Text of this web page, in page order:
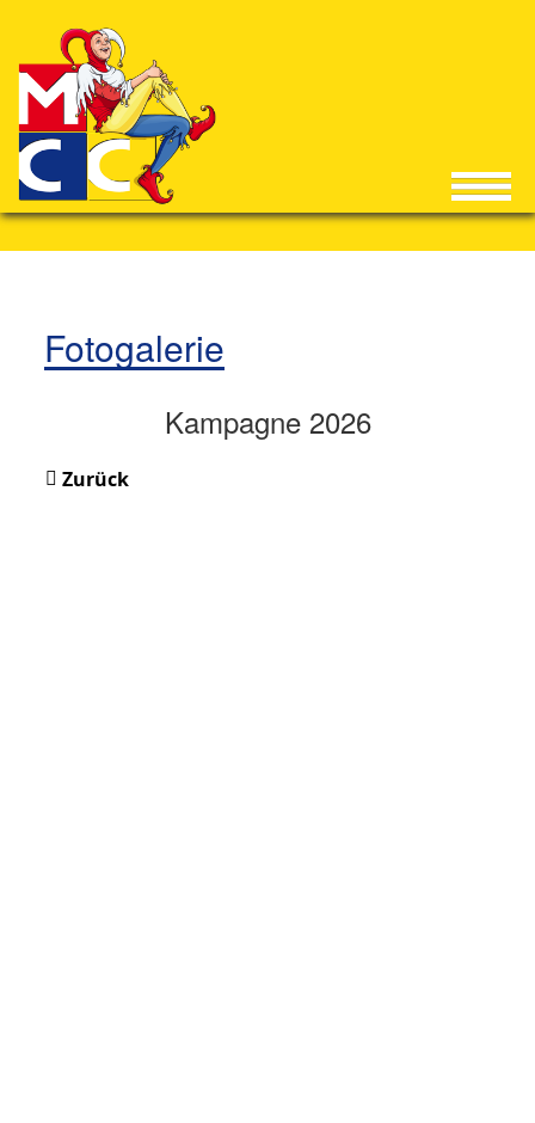
Fotogalerie
Kampagne 2026
Zurück